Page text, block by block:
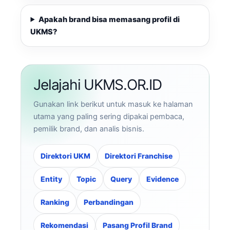
Apakah brand bisa memasang profil di
UKMS?
Jelajahi UKMS.OR.ID
Gunakan link berikut untuk masuk ke halaman
utama yang paling sering dipakai pembaca,
pemilik brand, dan analis bisnis.
Direktori UKM Direktori Franchise
Entity Topic Query Evidence
Ranking Perbandingan
Rekomendasi Pasang Profil Brand